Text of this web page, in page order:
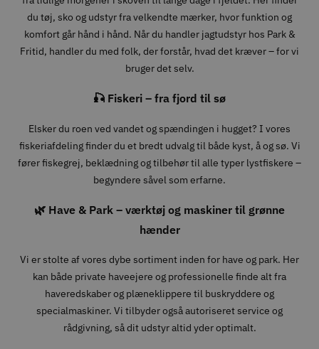
du tøj, sko og udstyr fra velkendte mærker, hvor funktion og
komfort går hånd i hånd. Når du handler jagtudstyr hos Park &
Fritid, handler du med folk, der forstår, hvad det kræver – for vi
bruger det selv.
🎣 Fiskeri – fra fjord til sø
Elsker du roen ved vandet og spændingen i hugget? I vores
fiskeriafdeling finder du et bredt udvalg til både kyst, å og sø. Vi
fører fiskegrej, beklædning og tilbehør til alle typer lystfiskere –
begyndere såvel som erfarne.
🌿 Have & Park – værktøj og maskiner til grønne
hænder
Vi er stolte af vores dybe sortiment inden for have og park. Her
kan både private haveejere og professionelle finde alt fra
haveredskaber og plæneklippere til buskryddere og
specialmaskiner. Vi tilbyder også autoriseret service og
rådgivning, så dit udstyr altid yder optimalt.